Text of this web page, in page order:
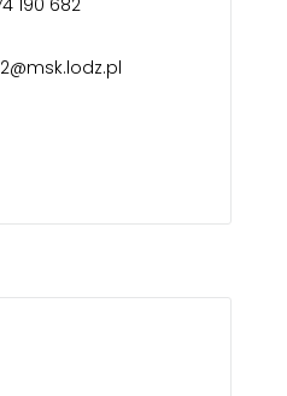
190 682